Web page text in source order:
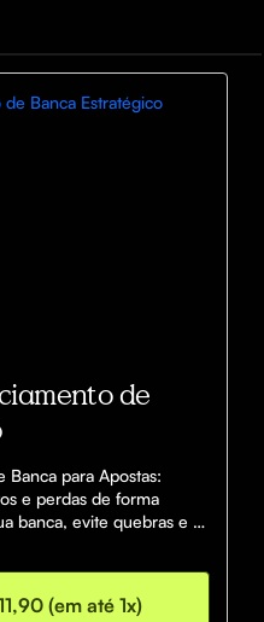
de
para Apostas:
e perdas de forma
banca, evite quebras e
e crescimento.
(em até 1x)